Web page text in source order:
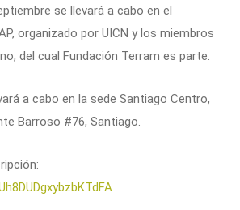
se llevará a cabo en el
organizado por UICN y los miembros
del cual Fundación Terram es parte.
a cabo en la sede Santiago Centro,
Barroso #76, Santiago.